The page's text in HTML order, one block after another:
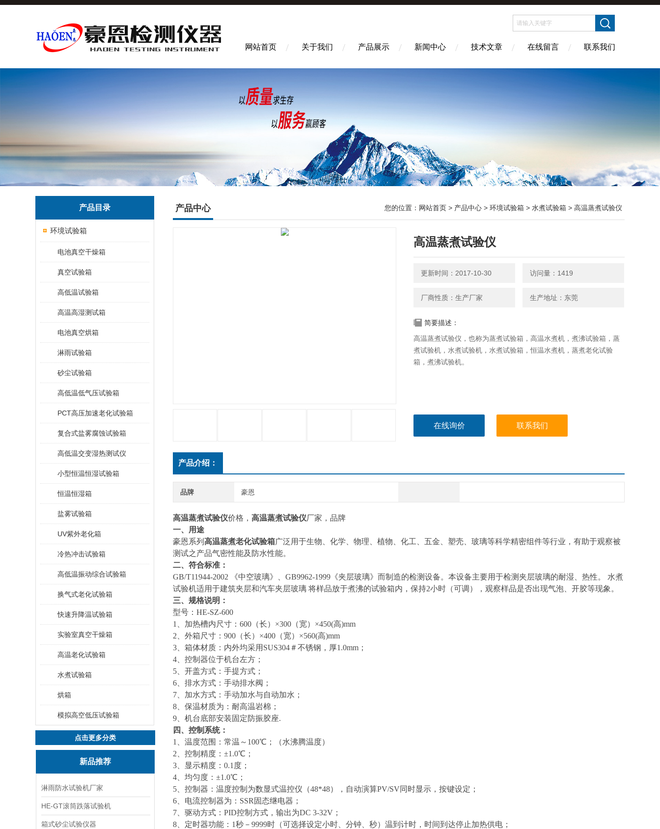
网站首页 关于我们 产品展示 新闻中心 技术文章 在线留言 联系我们
产品目录
环境试验箱
电池真空干燥箱
真空试验箱
高低温试验箱
高温高湿测试箱
电池真空烘箱
淋雨试验箱
砂尘试验箱
高低温低气压试验箱
PCT高压加速老化试验箱
复合式盐雾腐蚀试验箱
高低温交变湿热测试仪
小型恒温恒湿试验箱
恒温恒湿箱
盐雾试验箱
UV紫外老化箱
冷热冲击试验箱
高低温振动综合试验箱
换气式老化试验箱
快速升降温试验箱
实验室真空干燥箱
高温老化试验箱
水煮试验箱
烘箱
模拟高空低压试验箱
点击更多分类
新品推荐
淋雨防水试验机厂家
HE-GT滚筒跌落试验机
箱式砂尘试验仪器
产品中心 您的位置： 网站首页 > 产品中心 > 环境试验箱 > 水煮试验箱 > 高温蒸煮试验仪
高温蒸煮试验仪
更新时间：2017-10-30 访问量：1419
厂商性质：生产厂家 生产地址：东莞
简要描述：
高温蒸煮试验仪，也称为蒸煮试验箱，高温水煮机，煮沸试验箱，蒸
煮试验机，水煮试验机，水煮试验箱，恒温水煮机，蒸煮老化试验
箱，煮沸试验机。
在线询价 联系我们
产品介绍：
品牌 豪恩
高温蒸煮试验仪价格， 高温蒸煮试验仪厂家， 品牌
一、用途
豪恩系列 高温蒸煮老化试验箱广泛用于生物、化学、物理、植物、化工、五金、塑壳、玻璃等科学精密组件等行业，有助于观察被
测试之产品气密性能及防水性能。
二、符合标准：
GB/T11944-2002 《中空玻璃》、GB9962-1999《夹层玻璃》而制造的检测设备。本设备主要用于检测夹层玻璃的耐湿、热性。 水煮
试验机适用于建筑夹层和汽车夹层玻璃 将样品放于煮沸的试验箱内，保持2小时（可调），观察样品是否出现气泡、开胶等现象。
三、规格说明：
型号：HE-SZ-600
1
、加热槽内尺寸：600（长）×300（宽）×450(高)mm
2 、外箱尺寸：900（长）×400（宽）×560(高)mm
3 、箱体材质：内外均采用SUS304＃不锈钢，厚1.0mm；
4 、控制器位于机台左方；
5 、开盖方式：手提方式；
6 、排水方式：手动排水阀；
7 、加水方式：手动加水与自动加水；
8 、保温材质为：耐高温岩棉；
9 、机台底部安装固定防振胶座.
四、控制系统：
1
、温度范围：常温～100℃；（水沸腾温度）
2 、控制精度：±1.0℃；
3 、显示精度：0.1度；
4 、均匀度：±1.0℃；
5 、控制器：温度控制为数显式温控仪（48*48），自动演算PV/SV同时显示，按键设定；
6 、电流控制器为：SSR固态继电器；
7 、驱动方式：PID控制方式，输出为DC 3-32V；
8 、定时器功能：1秒－9999时（可选择设定小时、分钟、秒）温到计时，时间到达停止加热供电；